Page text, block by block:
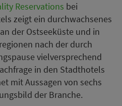
Reservations bei
zeigt ein durchwachsenes
der Ostseeküste und in
nach der durch
vielversprechend
in den Stadthotels
mit Aussagen von sechs
der Branche.